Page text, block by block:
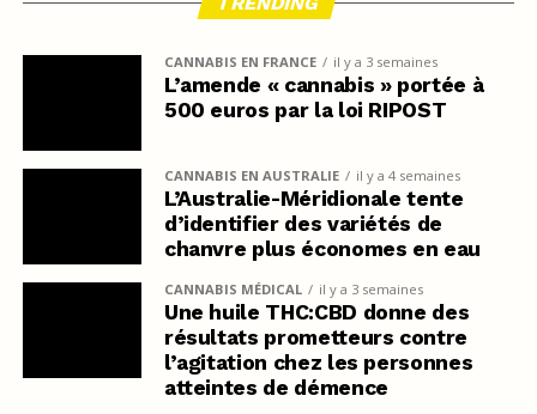
CANNABIS EN FRANCE il y a 3 semaines
L’amende « cannabis » portée à
500 euros par la loi RIPOST
CANNABIS EN AUSTRALIE il y a 4 semaines
L’Australie-Méridionale tente
d’identifier des variétés de
chanvre plus économes en eau
CANNABIS MÉDICAL il y a 3 semaines
Une huile THC:CBD donne des
résultats prometteurs contre
l’agitation chez les personnes
atteintes de démence